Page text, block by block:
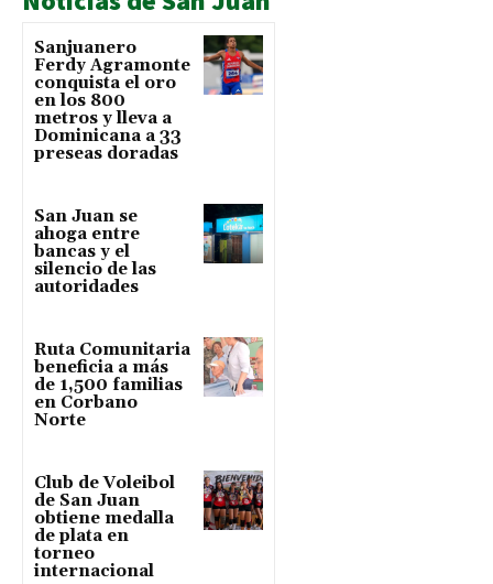
Sanjuanero
Ferdy Agramonte
conquista el oro
en los 800
metros y lleva a
Dominicana a 33
preseas doradas
San Juan se
ahoga entre
bancas y el
silencio de las
autoridades
Ruta Comunitaria
beneficia a más
de 1,500 familias
en Corbano
Norte
Club de Voleibol
de San Juan
obtiene medalla
de plata en
torneo
internacional